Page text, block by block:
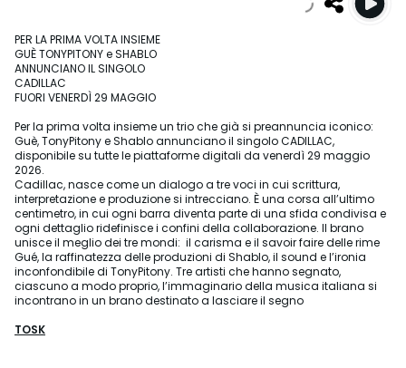
PER LA PRIMA VOLTA INSIEME
GUÈ TONYPITONY e SHABLO
ANNUNCIANO IL SINGOLO
CADILLAC
FUORI VENERDÌ 29 MAGGIO
Per la prima volta insieme un trio che già si preannuncia iconico:
Guè, TonyPitony e Shablo annunciano il singolo CADILLAC,
disponibile su tutte le piattaforme digitali da venerdì 29 maggio
2026.
Cadillac, nasce come un dialogo a tre voci in cui scrittura,
interpretazione e produzione si intrecciano. È una corsa all’ultimo
centimetro, in cui ogni barra diventa parte di una sfida condivisa e
ogni dettaglio ridefinisce i confini della collaborazione. Il brano
unisce il meglio dei tre mondi: il carisma e il savoir faire delle rime
Gué, la raffinatezza delle produzioni di Shablo, il sound e l’ironia
inconfondibile di TonyPitony. Tre artisti che hanno segnato,
ciascuno a modo proprio, l’immaginario della musica italiana si
incontrano in un brano destinato a lasciare il segno
TOSK